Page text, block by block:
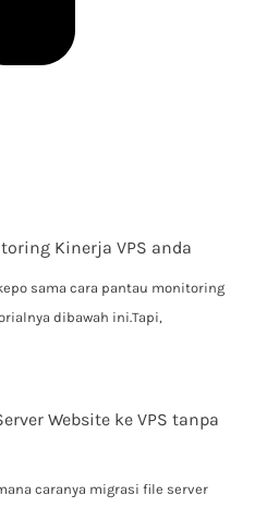
Kinerja VPS anda
sama cara pantau monitoring
dibawah ini.Tapi,
Website ke VPS tanpa
caranya migrasi file server